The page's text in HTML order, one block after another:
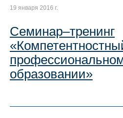
19 января 2016 г.
Семинар–тренинг
образовании»